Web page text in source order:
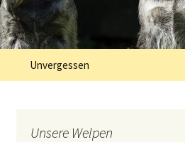
Unvergessen
Unsere Welpen